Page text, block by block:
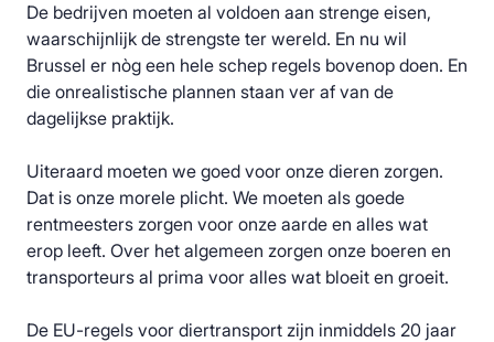
De bedrijven moeten al voldoen aan strenge eisen,
waarschijnlijk de strengste ter wereld. En nu wil
Brussel er nòg een hele schep regels bovenop doen. En
die onrealistische plannen staan ver af van de
dagelijkse praktijk.
Uiteraard moeten we goed voor onze dieren zorgen.
Dat is onze morele plicht. We moeten als goede
rentmeesters zorgen voor onze aarde en alles wat
erop leeft. Over het algemeen zorgen onze boeren en
transporteurs al prima voor alles wat bloeit en groeit.
De EU-regels voor diertransport zijn inmiddels 20 jaar